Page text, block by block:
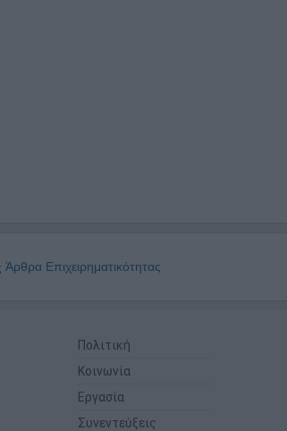
Άρθρα Επιχειρηματικότητας
Πολιτική
Κοινωνία
Εργασία
Συνεντεύξεις